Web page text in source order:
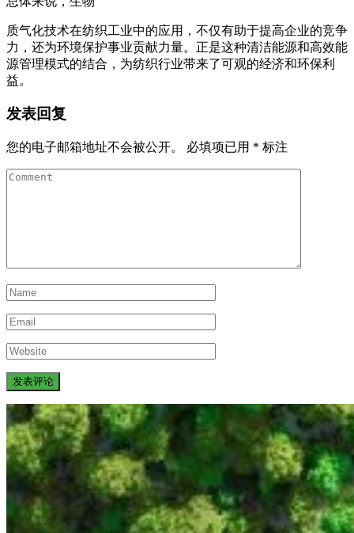
质气化技术在纺织工业中的应用，不仅有助于提高企业的竞争
力，还为环境保护事业贡献力量。正是这种清洁能源和高效能
源管理模式的结合，为纺织行业带来了可观的经济和环保利
益。
发表回复
您的电子邮箱地址不会被公开。 必填项已用 * 标注